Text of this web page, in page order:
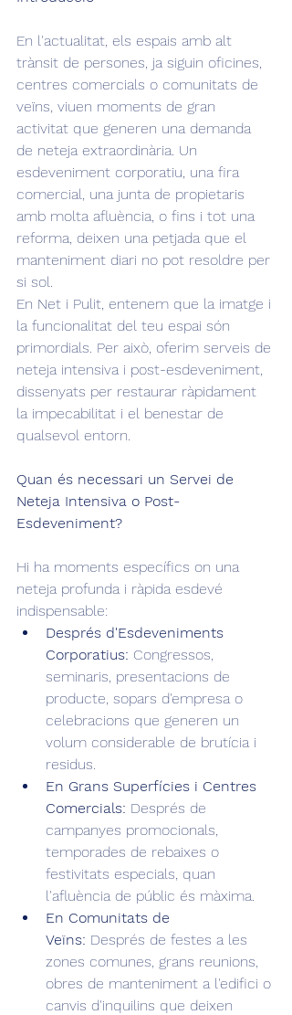
En l'actualitat, els espais amb alt
trànsit de persones, ja siguin oficines,
centres comercials o comunitats de
veïns, viuen moments de gran
activitat que generen una demanda
de neteja extraordinària. Un
esdeveniment corporatiu, una fira
comercial, una junta de propietaris
amb molta afluència, o fins i tot una
reforma, deixen una petjada que el
manteniment diari no pot resoldre per
si sol.
En Net i Pulit, entenem que la imatge i
la funcionalitat del teu espai són
primordials. Per això, oferim serveis de
neteja intensiva i post-esdeveniment,
dissenyats per restaurar ràpidament
la impecabilitat i el benestar de
qualsevol entorn.
Quan és necessari un Servei de
Neteja Intensiva o Post-
Esdeveniment?
Hi ha moments específics on una
neteja profunda i ràpida esdevé
indispensable:
Després d'Esdeveniments
Corporatius: Congressos,
seminaris, presentacions de
producte, sopars d'empresa o
celebracions que generen un
volum considerable de brutícia i
residus.
En Grans Superfícies i Centres
Comercials: Després de
campanyes promocionals,
temporades de rebaixes o
festivitats especials, quan
l'afluència de públic és màxima.
En Comunitats de
Veïns: Després de festes a les
zones comunes, grans reunions,
obres de manteniment a l'edifici o
canvis d'inquilins que deixen